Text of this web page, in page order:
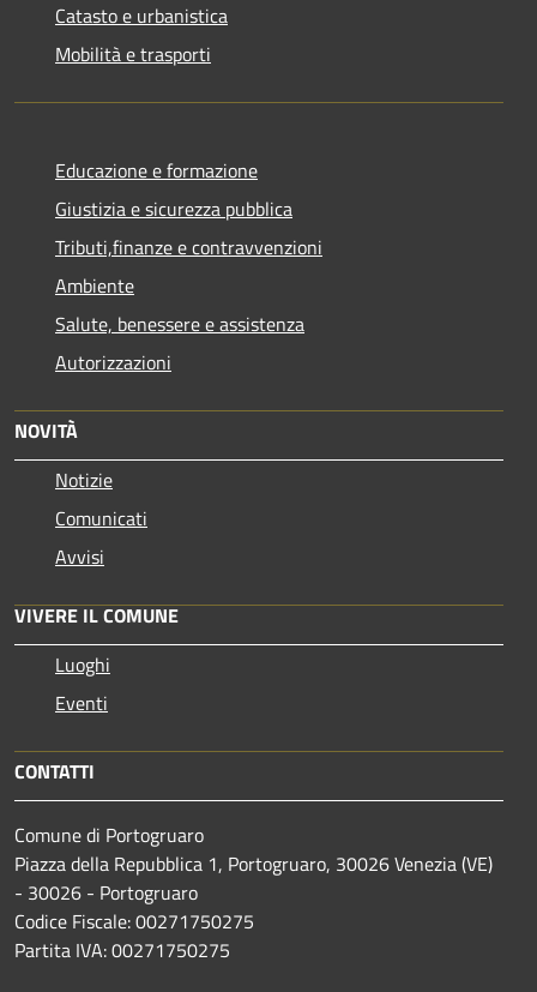
Catasto e urbanistica
Mobilità e trasporti
Educazione e formazione
Giustizia e sicurezza pubblica
Tributi,finanze e contravvenzioni
Ambiente
Salute, benessere e assistenza
Autorizzazioni
NOVITÀ
Notizie
Comunicati
Avvisi
VIVERE IL COMUNE
Luoghi
Eventi
CONTATTI
Comune di Portogruaro
Piazza della Repubblica 1, Portogruaro, 30026 Venezia (VE)
- 30026 - Portogruaro
Codice Fiscale: 00271750275
Partita IVA: 00271750275